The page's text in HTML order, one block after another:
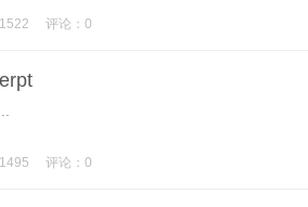
评论：0
评论：0